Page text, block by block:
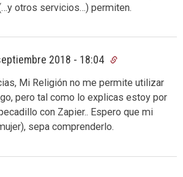
otros servicios…) permiten.
2018 - 18:04
Mi Religión no me permite utilizar
pero tal como lo explicas estoy por
con Zapier.. Espero que mi
sepa comprenderlo.